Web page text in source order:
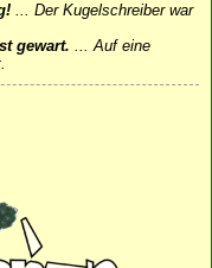
... Der Kugelschreiber war
gewart. ...Auf eine